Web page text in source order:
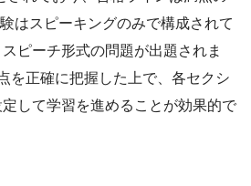
はスピーキングのみで構成されて
ピーチ形式の問題が出題されま
を正確に把握した上で、各セクシ
して学習を進めることが効果的で